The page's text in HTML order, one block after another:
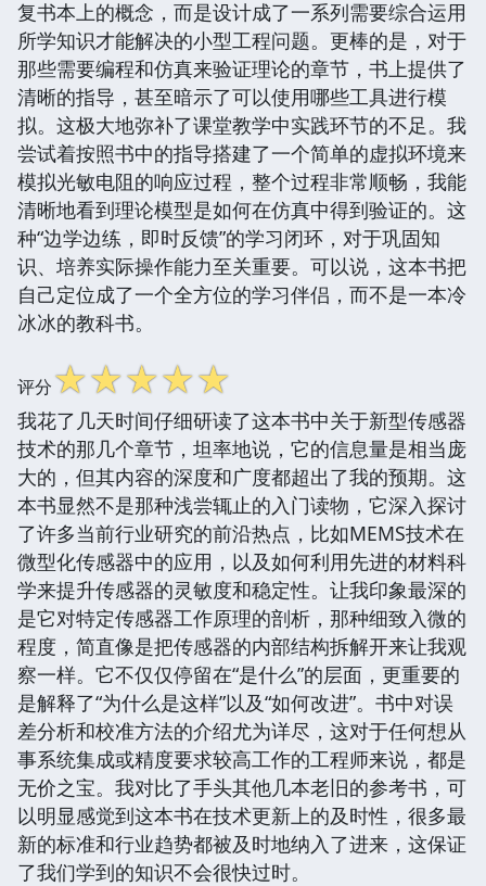
复书本上的概念，而是设计成了一系列需要综合运用
所学知识才能解决的小型工程问题。更棒的是，对于
那些需要编程和仿真来验证理论的章节，书上提供了
清晰的指导，甚至暗示了可以使用哪些工具进行模
拟。这极大地弥补了课堂教学中实践环节的不足。我
尝试着按照书中的指导搭建了一个简单的虚拟环境来
模拟光敏电阻的响应过程，整个过程非常顺畅，我能
清晰地看到理论模型是如何在仿真中得到验证的。这
种“边学边练，即时反馈”的学习闭环，对于巩固知
识、培养实际操作能力至关重要。可以说，这本书把
自己定位成了一个全方位的学习伴侣，而不是一本冷
冰冰的教科书。
评分☆☆☆☆☆
我花了几天时间仔细研读了这本书中关于新型传感器
技术的那几个章节，坦率地说，它的信息量是相当庞
大的，但其内容的深度和广度都超出了我的预期。这
本书显然不是那种浅尝辄止的入门读物，它深入探讨
了许多当前行业研究的前沿热点，比如MEMS技术在
微型化传感器中的应用，以及如何利用先进的材料科
学来提升传感器的灵敏度和稳定性。让我印象最深的
是它对特定传感器工作原理的剖析，那种细致入微的
程度，简直像是把传感器的内部结构拆解开来让我观
察一样。它不仅仅停留在“是什么”的层面，更重要的
是解释了“为什么是这样”以及“如何改进”。书中对误
差分析和校准方法的介绍尤为详尽，这对于任何想从
事系统集成或精度要求较高工作的工程师来说，都是
无价之宝。我对比了手头其他几本老旧的参考书，可
以明显感觉到这本书在技术更新上的及时性，很多最
新的标准和行业趋势都被及时地纳入了进来，这保证
了我们学到的知识不会很快过时。